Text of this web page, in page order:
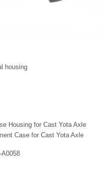
housing
Housing for Cast Yota Axle
Case for Cast Yota Axle